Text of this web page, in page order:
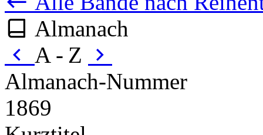
Almanach
A - Z
Almanach-Nummer
1869